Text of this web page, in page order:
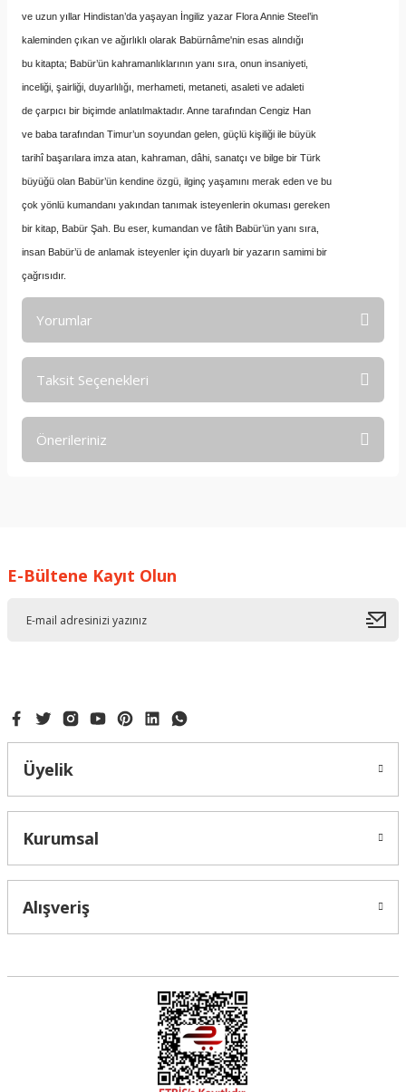
ve uzun yıllar Hindistan’da yaşayan İngiliz yazar Flora Annie Steel’in
kaleminden çıkan ve ağırlıklı olarak Babürnâme'nin esas alındığı
bu kitapta; Babür’ün kahramanlıklarının yanı sıra, onun insaniyeti,
inceliği, şairliği, duyarlılığı, merhameti, metaneti, asaleti ve adaleti
de çarpıcı bir biçimde anlatılmaktadır. Anne tarafından Cengiz Han
ve baba tarafından Timur’un soyundan gelen, güçlü kişiliği ile büyük
tarihî başarılara imza atan, kahraman, dâhi, sanatçı ve bilge bir Türk
büyüğü olan Babür’ün kendine özgü, ilginç yaşamını merak eden ve bu
çok yönlü kumandanı yakından tanımak isteyenlerin okuması gereken
bir kitap, Babür Şah. Bu eser, kumandan ve fâtih Babür’ün yanı sıra,
insan Babür’ü de anlamak isteyenler için duyarlı bir yazarın samimi bir
çağrısıdır.
Yorumlar
Taksit Seçenekleri
Önerileriniz
Ürün resmi kalitesiz, bozuk veya görüntülenemiyor.
E-Bültene Kayıt Olun
Üyelik
Kurumsal
Alışveriş